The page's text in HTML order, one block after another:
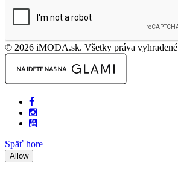
© 2026 iMODA.sk. Všetky práva vyhradené
Späť hore
Allow